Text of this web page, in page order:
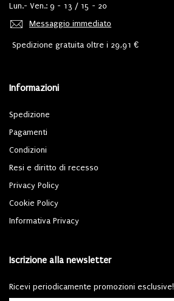
Lun.- Ven.: 9 - 13 / 15 - 20
Messaggio immediato
Spedizione gratuita oltre i 29,91 €
Informazioni
Spedizione
Pagamenti
Condizioni
Resi e diritto di recesso
Privacy Policy
Cookie Policy
Informativa Privacy
Iscrizione alla newsletter
Ricevi periodicamente promozioni esclusive!